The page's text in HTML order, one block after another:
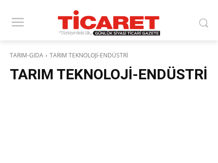
TARIM-GIDA TARIM TEKNOLOJİ-ENDÜSTRİ
TARIM TEKNOLOJİ-ENDÜSTRİ